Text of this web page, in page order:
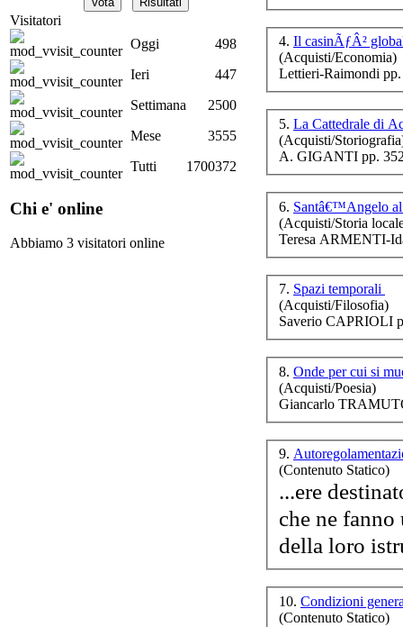
In
Visitatori
Oggi
498
Ieri
447
Settimana
2500
Mese
3555
Tutti
1700372
Chi e' online
Abbiamo 3 visitatori online
4. Il casinÃƒÂ²
(Acquisti/Economia)
Lettieri-Raimondi
5. La Cattedrale di
(Acquisti/
A. GIGANTI pp.
6. Santâ€™Angelo
(Acquisti/Storia
Teresa ARMENTI-
7. Spazi temporali
(Acquisti/Filosofia)
Saverio CAPRIOLI
8. Onde per cui si
(Acquisti/Poesia)
Giancarlo
9.
(Contenuto Statico)
...ere
che ne
della loro
10. Condizioni
(Contenuto Statico)